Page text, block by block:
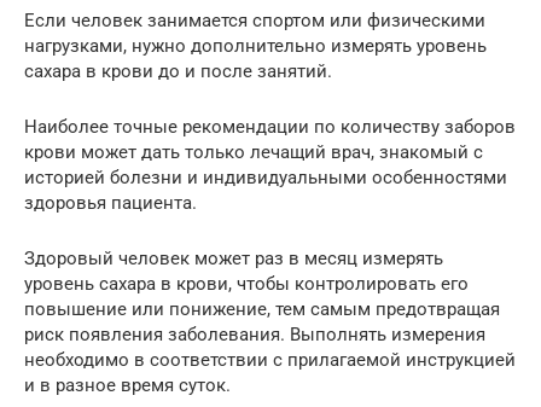
Если человек занимается спортом или физическими
нагрузками, нужно дополнительно измерять уровень
сахара в крови до и после занятий.
Наиболее точные рекомендации по количеству заборов
крови может дать только лечащий врач, знакомый с
историей болезни и индивидуальными особенностями
здоровья пациента.
Здоровый человек может раз в месяц измерять
уровень сахара в крови, чтобы контролировать его
повышение или понижение, тем самым предотвращая
риск появления заболевания. Выполнять измерения
необходимо в соответствии с прилагаемой инструкцией
и в разное время суток.